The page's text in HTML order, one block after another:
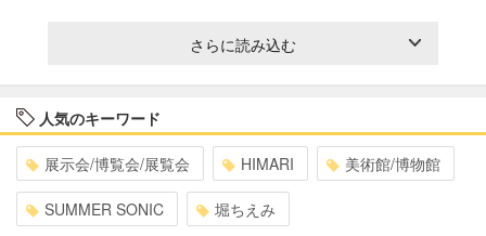
さらに読み込む
人気のキーワード
展示会/博覧会/展覧会 HIMARI 美術館/博物館
SUMMER SONIC 堀ちえみ